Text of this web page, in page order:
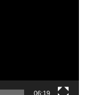
06:19